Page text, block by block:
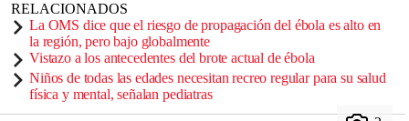
RELACIONADOS
La OMS dice que el riesgo de propagación del ébola es alto en
la región, pero bajo globalmente
Vistazo a los antecedentes del brote actual de ébola
Niños de todas las edades necesitan recreo regular para su salud
física y mental, señalan pediatras